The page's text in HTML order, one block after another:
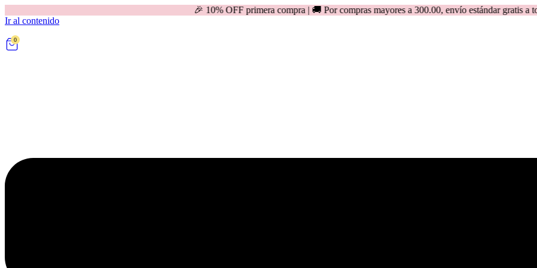
🎉 10% OFF primera compra | 🚚 Por compras mayores a 300.00, envío estándar gratis a todo el
Ir al contenido
0